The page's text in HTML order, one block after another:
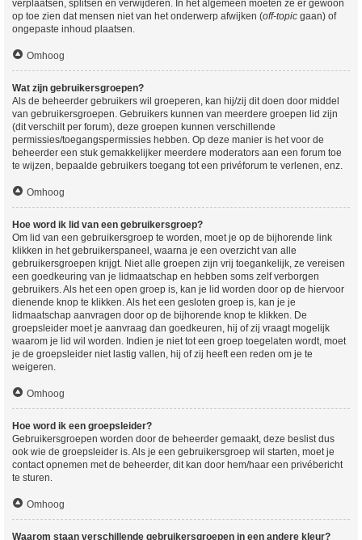
verplaatsen, splitsen en verwijderen. In het algemeen moeten ze er gewoon
op toe zien dat mensen niet van het onderwerp afwijken (off-topic gaan) of
ongepaste inhoud plaatsen.
Omhoog
Wat zijn gebruikersgroepen?
Als de beheerder gebruikers wil groeperen, kan hij/zij dit doen door middel
van gebruikersgroepen. Gebruikers kunnen van meerdere groepen lid zijn
(dit verschilt per forum), deze groepen kunnen verschillende
permissies/toegangspermissies hebben. Op deze manier is het voor de
beheerder een stuk gemakkelijker meerdere moderators aan een forum toe
te wijzen, bepaalde gebruikers toegang tot een privéforum te verlenen, enz.
Omhoog
Hoe word ik lid van een gebruikersgroep?
Om lid van een gebruikersgroep te worden, moet je op de bijhorende link
klikken in het gebruikerspaneel, waarna je een overzicht van alle
gebruikersgroepen krijgt. Niet alle groepen zijn vrij toegankelijk, ze vereisen
een goedkeuring van je lidmaatschap en hebben soms zelf verborgen
gebruikers. Als het een open groep is, kan je lid worden door op de hiervoor
dienende knop te klikken. Als het een gesloten groep is, kan je je
lidmaatschap aanvragen door op de bijhorende knop te klikken. De
groepsleider moet je aanvraag dan goedkeuren, hij of zij vraagt mogelijk
waarom je lid wil worden. Indien je niet tot een groep toegelaten wordt, moet
je de groepsleider niet lastig vallen, hij of zij heeft een reden om je te
weigeren.
Omhoog
Hoe word ik een groepsleider?
Gebruikersgroepen worden door de beheerder gemaakt, deze beslist dus
ook wie de groepsleider is. Als je een gebruikersgroep wil starten, moet je
contact opnemen met de beheerder, dit kan door hem/haar een privébericht
te sturen.
Omhoog
Waarom staan verschillende gebruikersgroepen in een andere kleur?